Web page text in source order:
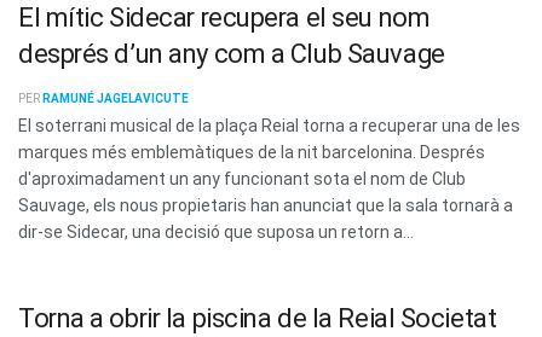
El mític Sidecar recupera el seu nom
després d’un any com a Club Sauvage
PER RAMUNÉ JAGELAVICUTE
El soterrani musical de la plaça Reial torna a recuperar una de les
marques més emblemàtiques de la nit barcelonina. Després
d'aproximadament un any funcionant sota el nom de Club
Sauvage, els nous propietaris han anunciat que la sala tornarà a
dir-se Sidecar, una decisió que suposa un retorn a...
Torna a obrir la piscina de la Reial Societat